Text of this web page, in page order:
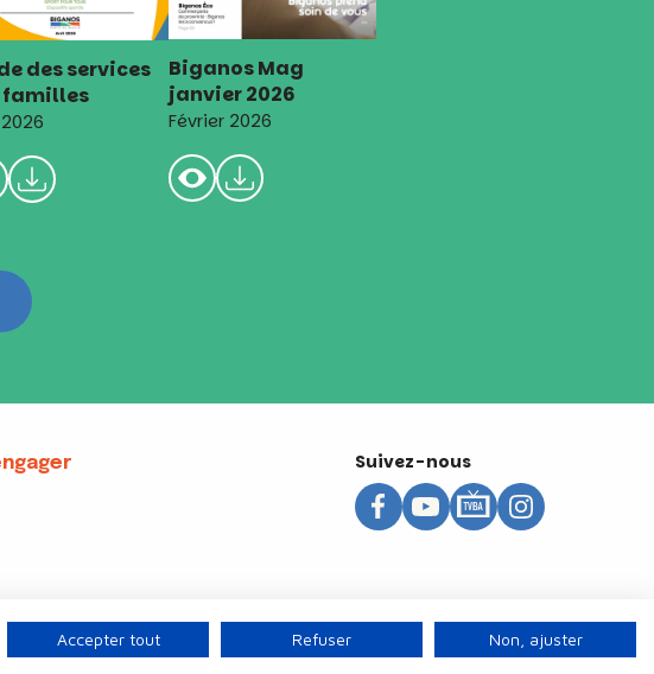
des services
familles
Biganos Mag
janvier 2026
Février 2026
Suivez-nous
Accepter tout Refuser Non, ajuster